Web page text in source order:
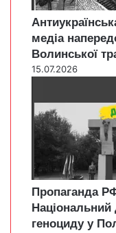
медіа
Волинської
15.07.2026
Пропаганда
Національний
геноциду у